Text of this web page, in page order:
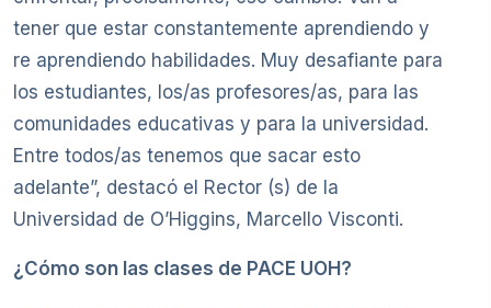
tener que estar constantemente aprendiendo y
re aprendiendo habilidades. Muy desafiante para
los estudiantes, los/as profesores/as, para las
comunidades educativas y para la universidad.
Entre todos/as tenemos que sacar esto
adelante”, destacó el Rector (s) de la
Universidad de O’Higgins, Marcello Visconti.
¿Cómo son las clases de PACE UOH?